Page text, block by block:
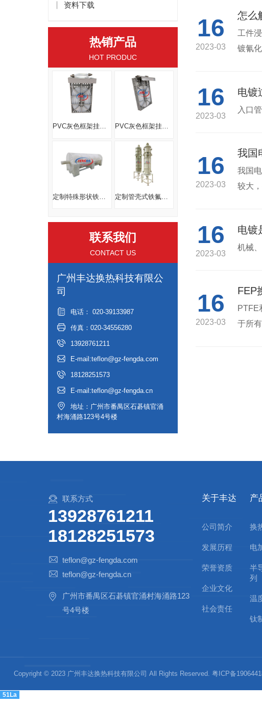
资料下载
热销产品
HOT PRODUC
PVC灰色框架挂板式蒸汽换热器 PVC灰色框架挂板式蒸汽换热器
定制管壳式铁氟龙换热器PP外壳FEP内芯新能源储电液体冷却
联系我们
CONTACT US
广州丰达换热科技有限公
司
电话： 020-39133987
传真：020-34556280
13928761211
E-mail:teflon@gz-fengda.com
18128251573
E-mail:teflon@gz-fengda.cn
地址：广州市番禺区石碁镇官涌
村海涌路123号4号楼
16
2023-03
怎么
工件
镀氰
16
2023-03
电镀
入口
16
2023-03
我国
我国
较大
16
2023-03
电镀
机械
16
2023-03
FEP
PTFE
于所
联系方式
13928761211
18128251573
teflon@gz-fengda.com
teflon@gz-fengda.cn
广州市番禺区石碁镇官涌村海涌路123
号4号楼
关于丰达
公司简介
发展历程
荣誉资质
企业文化
社会责任
产
换
电
半
列
温
钛
Copyright © 2023 广州丰达换热科技有限公司 All Rights Reserved. 粤ICP备
51La